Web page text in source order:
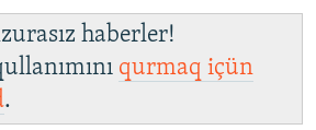
haberler!
qurmaq içün
.